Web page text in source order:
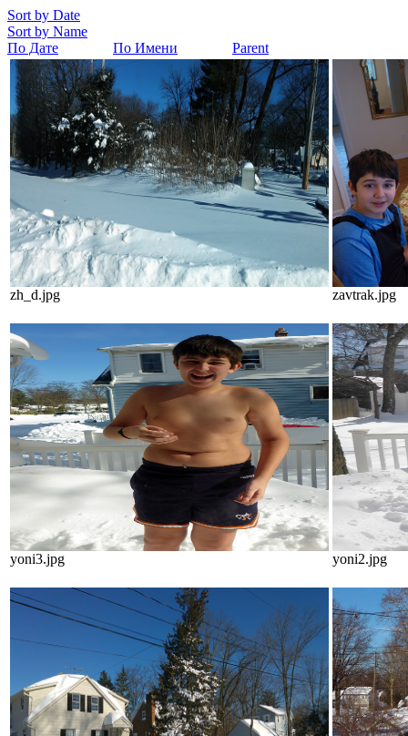
Sort by Date
Sort by Name
По Дате
По Имени Parent
zh_d.jpg zavtrak.jpg
yoni3.jpg yoni2.jpg